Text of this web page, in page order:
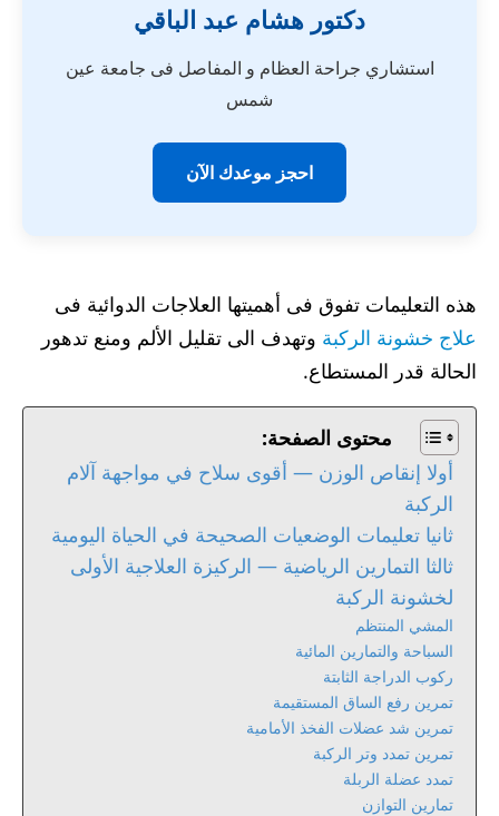
دكتور هشام عبد الباقي
استشاري جراحة العظام و المفاصل فى جامعة عين
شمس
احجز موعدك الآن
هذه التعليمات تفوق فى أهميتها العلاجات الدوائية فى
علاج خشونة الركبة وتهدف الى تقليل الألم ومنع تدهور
الحالة قدر المستطاع.
محتوى الصفحة:
أولا إنقاص الوزن — أقوى سلاح في مواجهة آلام
الركبة
ثانيا تعليمات الوضعيات الصحيحة في الحياة اليومية
ثالثا التمارين الرياضية — الركيزة العلاجية الأولى
لخشونة الركبة
المشي المنتظم
السباحة والتمارين المائية
ركوب الدراجة الثابتة
تمرين رفع الساق المستقيمة
تمرين شد عضلات الفخذ الأمامية
تمرين تمدد وتر الركبة
تمدد عضلة الربلة
تمارين التوازن